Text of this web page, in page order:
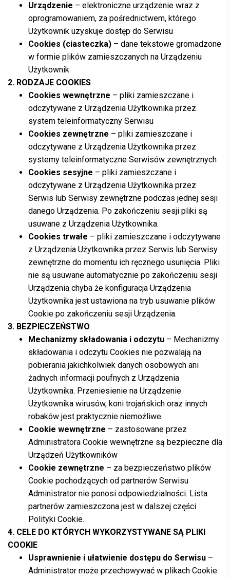
Urządzenie – elektroniczne urządzenie wraz z
oprogramowaniem, za pośrednictwem, którego
Użytkownik uzyskuje dostęp do Serwisu
Cookies (ciasteczka) – dane tekstowe gromadzone
w formie plików zamieszczanych na Urządzeniu
Użytkownik
2. RODZAJE COOKIES
Cookies wewnętrzne – pliki zamieszczane i
odczytywane z Urządzenia Użytkownika przez
system teleinformatyczny Serwisu
Cookies zewnętrzne – pliki zamieszczane i
odczytywane z Urządzenia Użytkownika przez
systemy teleinformatyczne Serwisów zewnętrznych
Cookies sesyjne – pliki zamieszczane i
odczytywane z Urządzenia Użytkownika przez
Serwis lub Serwisy zewnętrzne podczas jednej sesji
danego Urządzenia. Po zakończeniu sesji pliki są
usuwane z Urządzenia Użytkownika.
Cookies trwałe – pliki zamieszczane i odczytywane
z Urządzenia Użytkownika przez Serwis lub Serwisy
zewnętrzne do momentu ich ręcznego usunięcia. Pliki
nie są usuwane automatycznie po zakończeniu sesji
Urządzenia chyba że konfiguracja Urządzenia
Użytkownika jest ustawiona na tryb usuwanie plików
Cookie po zakończeniu sesji Urządzenia.
3. BEZPIECZEŃSTWO
Mechanizmy składowania i odczytu – Mechanizmy
składowania i odczytu Cookies nie pozwalają na
pobierania jakichkolwiek danych osobowych ani
żadnych informacji poufnych z Urządzenia
Użytkownika. Przeniesienie na Urządzenie
Użytkownika wirusów, koni trojańskich oraz innych
robaków jest praktycznie niemożliwe.
Cookie wewnętrzne – zastosowane przez
Administratora Cookie wewnętrzne są bezpieczne dla
Urządzeń Użytkowników
Cookie zewnętrzne – za bezpieczeństwo plików
Cookie pochodzących od partnerów Serwisu
Administrator nie ponosi odpowiedzialności. Lista
partnerów zamieszczona jest w dalszej części
Polityki Cookie.
4. CELE DO KTÓRYCH WYKORZYSTYWANE SĄ PLIKI
COOKIE
Usprawnienie i ułatwienie dostępu do Serwisu –
Administrator może przechowywać w plikach Cookie